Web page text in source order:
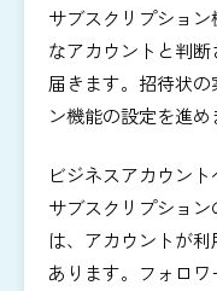
サブスクリプショ
なアカウントと判
届きます。招待状
ン機能の設定を進め
ビジネスアカウン
サブスクリプショ
は、アカウントが
あります。フォロワ